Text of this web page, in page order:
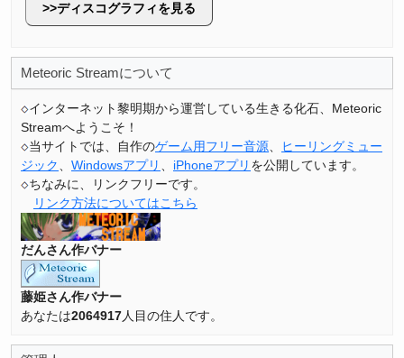
ディスコグラフィを見る
Meteoric Streamについて
インターネット黎明期から運営している生きる化石、Meteoric
Streamへようこそ！
当サイトでは、自作のゲーム用フリー音源
ヒーリングミュー
ジック
Windowsアプリ iPhoneアプリ を公開しています。
ちなみに、リンクフリーです。
リンク方法についてはこちら
だんさん作バナー
藤姫さん作バナー
あなたは2064917人目の住人です。